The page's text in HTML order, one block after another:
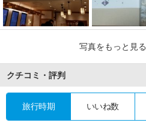
写真をもっと見る
クチコミ・評判
旅行時期 いいね数